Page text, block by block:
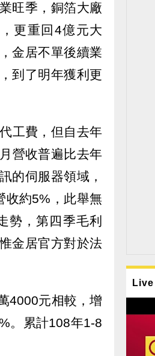
旺季，銅箔大廠
更重回4億元大
金居不單後續業
到了明年獲利更
工費，但自去年
營收普遍比去年
的伺服器領域，
收約5%，此舉無
勢，第四季毛利
金居官方對於法
4000元相較，增
。累計108年1-8